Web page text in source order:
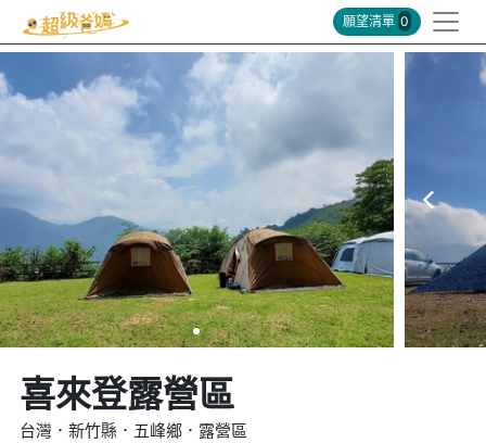
願望清單 0
喜來登露營區
台灣．新竹縣．五峰鄉．露營區